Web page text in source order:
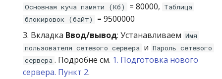
Основная куча памяти (Кб) = 80000, Таблица
блокировок (байт)
= 9500000
3. Вкладка Ввод/вывод: Устанавливаем Имя
пользователя сетевого сервера и Пароль сетевого
сервера . Подробне см. 1. Подготовка нового
сервера. Пункт 2.